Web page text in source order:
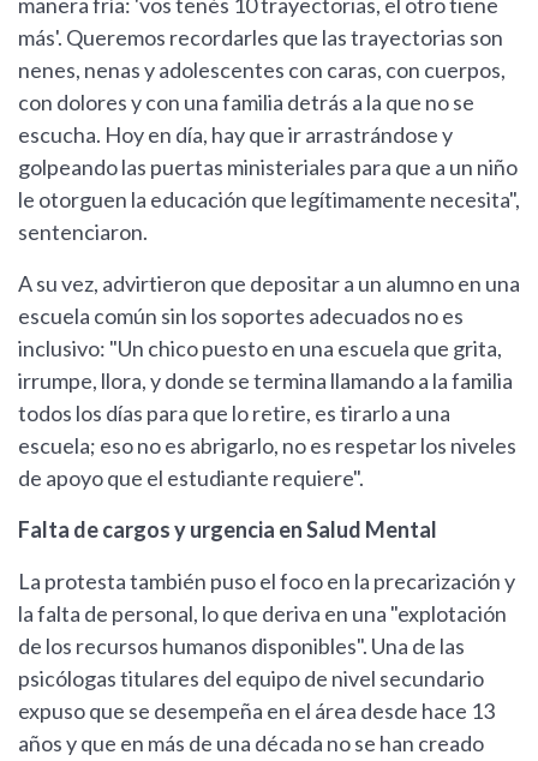
más'. Queremos recordarles que las trayectorias son
nenes, nenas y adolescentes con caras, con cuerpos,
con dolores y con una familia detrás a la que no se
escucha. Hoy en día, hay que ir arrastrándose y
golpeando las puertas ministeriales para que a un niño
le otorguen la educación que legítimamente necesita",
sentenciaron.
A su vez, advirtieron que depositar a un alumno en una
escuela común sin los soportes adecuados no es
inclusivo: "Un chico puesto en una escuela que grita,
irrumpe, llora, y donde se termina llamando a la familia
todos los días para que lo retire, es tirarlo a una
escuela; eso no es abrigarlo, no es respetar los niveles
de apoyo que el estudiante requiere".
Falta de cargos y urgencia en Salud Mental
La protesta también puso el foco en la precarización y
la falta de personal, lo que deriva en una "explotación
de los recursos humanos disponibles". Una de las
psicólogas titulares del equipo de nivel secundario
expuso que se desempeña en el área desde hace 13
años y que en más de una década no se han creado